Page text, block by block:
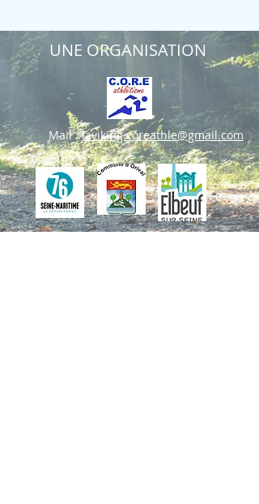
UNE ORGANISATION
Mail :laviking.coreathle@gmail.com